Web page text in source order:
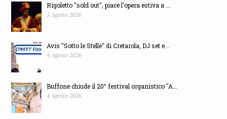
Rigoletto "sold out", piace l'opera estiva a ...
5 Agosto 2026
Avis "Sotto le Stelle" di Cretarola, DJ set e...
4 Agosto 2026
Buffone chiude il 20° festival organistico "A...
4 Agosto 2026